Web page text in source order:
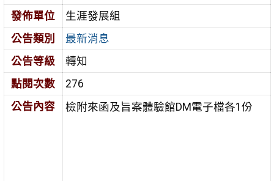
發佈單位
生涯發展組
公告類別
最新消息
公告等級
轉知
點閱次數
276
公告內容
檢附來函及旨案體驗館DM電子檔各1份